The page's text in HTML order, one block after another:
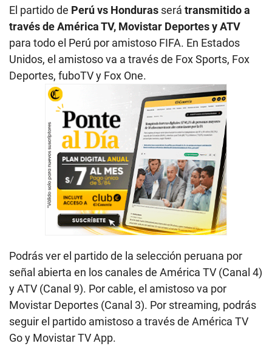
El partido de Perú vs Honduras será transmitido a
través de América TV, Movistar Deportes y ATV
para todo el Perú por amistoso FIFA. En Estados
Unidos, el amistoso va a través de Fox Sports, Fox
Deportes, fuboTV y Fox One.
Podrás ver el partido de la selección peruana por
señal abierta en los canales de América TV (Canal 4)
y ATV (Canal 9). Por cable, el amistoso va por
Movistar Deportes (Canal 3). Por streaming, podrás
seguir el partido amistoso a través de América TV
Go y Movistar TV App.